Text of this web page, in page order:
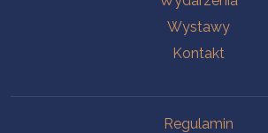
Wystawy
Kontakt
Regulamin